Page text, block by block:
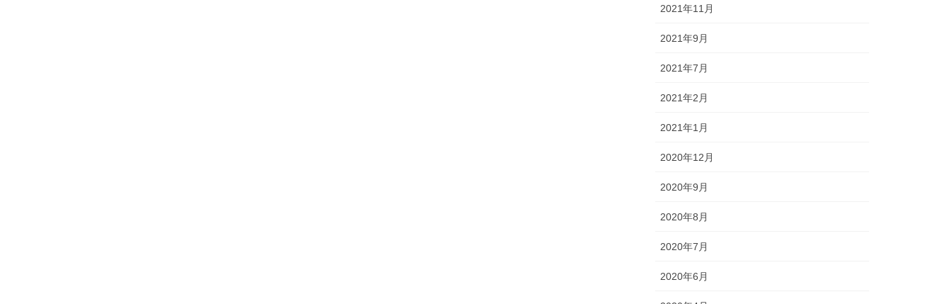
2021年11月
2021年9月
2021年7月
2021年2月
2021年1月
2020年12月
2020年9月
2020年8月
2020年7月
2020年6月